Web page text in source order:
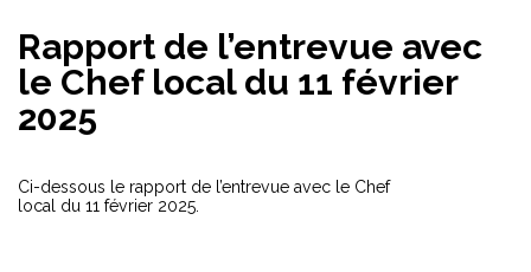
Rapport de l’entrevue avec
le Chef local du 11 février
2025
Ci-dessous le rapport de l’entrevue avec le Chef
local du 11 février 2025.